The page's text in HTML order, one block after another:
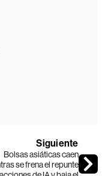
Siguiente
Bolsas asiáticas caen
se frena el repunte